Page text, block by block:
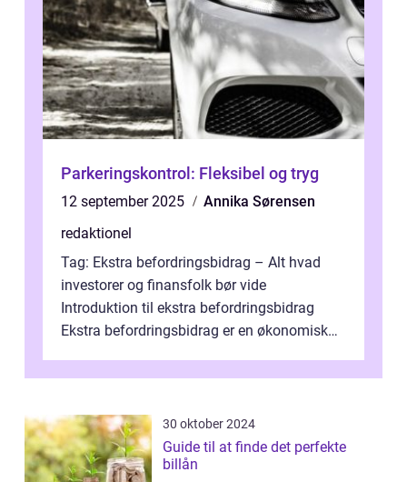
Parkeringskontrol: Fleksibel og tryg
12 september 2025
Annika Sørensen
redaktionel
Tag: Ekstra befordringsbidrag – Alt hvad
investorer og finansfolk bør vide
Introduktion til ekstra befordringsbidrag
Ekstra befordringsbidrag er en økonomisk
30 oktober 2024
Guide til at finde det perfekte
billån